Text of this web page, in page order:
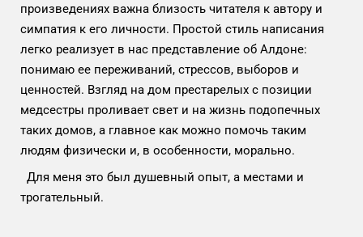
произведениях важна близость читателя к автору и
симпатия к его личности. Простой стиль написания
легко реализует в нас представление об Алдоне:
понимаю ее переживаний, стрессов, выборов и
ценностей. Взгляд на дом престарелых с позиции
медсестры проливает свет и на жизнь подопечных
таких домов, а главное как можно помочь таким
людям физически и, в особенности, морально.
Для меня это был душевный опыт, а местами и
трогательный.